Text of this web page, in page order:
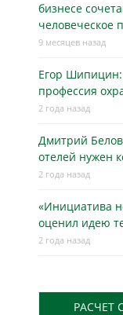
бизнесe
человеческое
9 месяцев назад
Егор
профессия
2 года назад
Дмитрий
отелей нужен
2 года назад
«Инициатива
оценил идею
2 года назад
РАСЧЕТ